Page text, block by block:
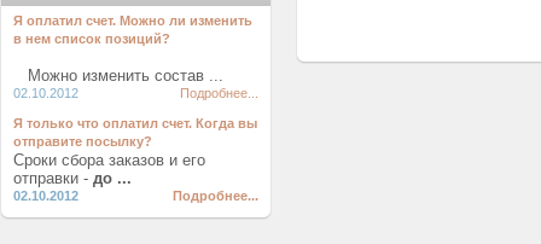
Я оплатил счет. Можно ли изменить
в нем список позиций?
Можно изменить состав ...
02.10.2012 Подробнее...
Я только что оплатил счет. Когда вы
отправите посылку?
Сроки сбора заказов и его
отправки - до ...
02.10.2012 Подробнее...